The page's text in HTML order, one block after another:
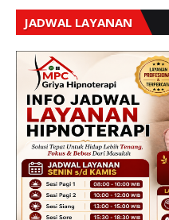
JADWAL LAYANAN